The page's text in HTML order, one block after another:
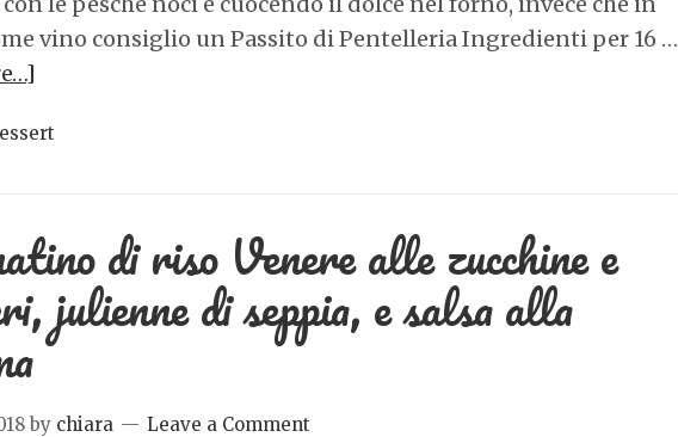
vino consiglio un Passito di Pentelleria Ingredienti per 16 …
di riso Venere alle zucchine e
julienne di seppia, e salsa alla
by chiara Leave a Comment